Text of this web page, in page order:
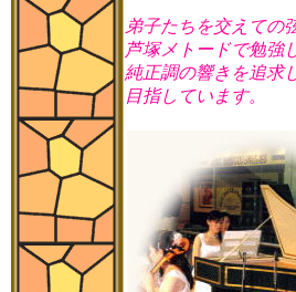
弟子たちを交えての
芦塚メトードで勉強
純正調の響きを追求
目指しています。